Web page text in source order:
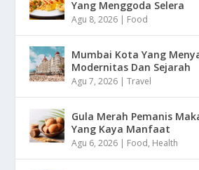
Yang Menggoda Selera
Agu 8, 2026 | Food
Mumbai Kota Yang
Modernitas Dan Sejarah
Agu 7, 2026 |Travel
Gula Merah Pemanis
Yang Kaya Manfaat
Agu 6, 2026 | Food, Health